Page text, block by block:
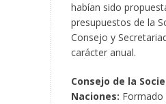
habían sido
presupuestos de la
Consejo y
carácter anual.
Consejo de la
Naciones: Formado